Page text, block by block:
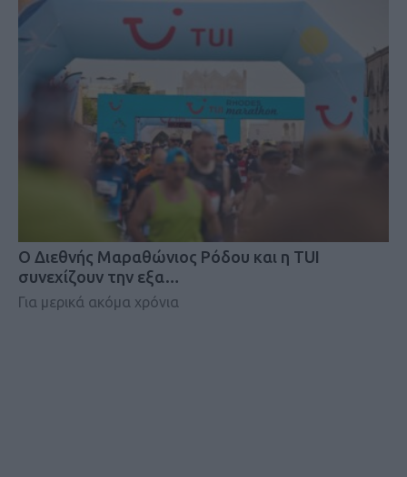
Ο Διεθνής Μαραθώνιος Ρόδου και η TUI
συνεχίζουν την εξα…
Για μερικά ακόμα χρόνια